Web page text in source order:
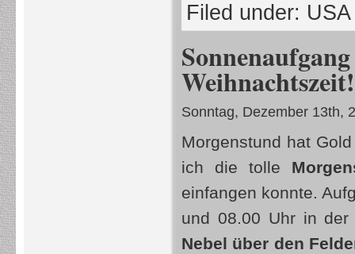
Filed under: USA
Weihnachtszeit!
Sonntag, Dezember 13th,
Morgenstund hat
ich die tolle
einfangen konnte.
und 08.00 Uhr in
Nebel über den